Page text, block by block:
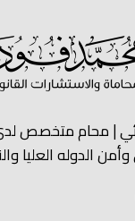
| محام متخصص
الدوله العليا